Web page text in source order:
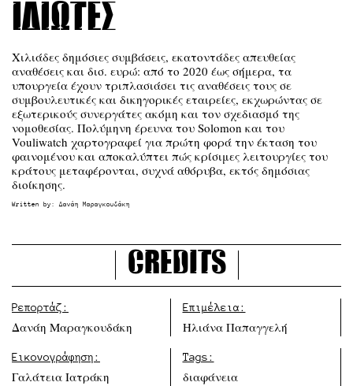
ιδιώτες
Χιλιάδες δημόσιες συμβάσεις, εκατοντάδες απευθείας
αναθέσεις και δισ. ευρώ: από το 2020 έως σήμερα, τα
υπουργεία έχουν τριπλασιάσει τις αναθέσεις τους σε
συμβουλευτικές και δικηγορικές εταιρείες, εκχωρώντας σε
εξωτερικούς συνεργάτες ακόμη και τον σχεδιασμό της
νομοθεσίας. Πολύμηνη έρευνα του Solomon και του
Vouliwatch χαρτογραφεί για πρώτη φορά την έκταση του
φαινομένου και αποκαλύπτει πώς κρίσιμες λειτουργίες του
κράτους μεταφέρονται, συχνά αθόρυβα, εκτός δημόσιας
διοίκησης.
Written by: Δανάη Μαραγκουδάκη
Credits
Ρεπορτάζ:
Δανάη Μαραγκουδάκη
Επιμέλεια:
Ηλιάνα Παπαγγελή
Εικονογράφηση:
Γαλάτεια Ιατράκη
Tags:
διαφάνεια